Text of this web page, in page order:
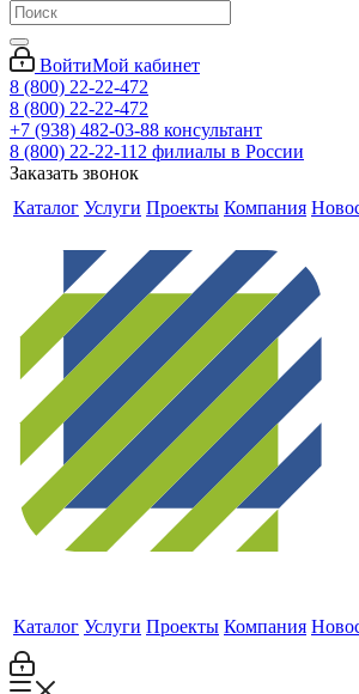
ВойтиМой кабинет
8 (800) 22-22-472
8 (800) 22-22-472
+7 (938) 482-03-88 консультант
8 (800) 22-22-112 филиалы в России
Заказать звонок
Каталог Услуги Проекты Компания
Каталог Услуги Проекты Компания